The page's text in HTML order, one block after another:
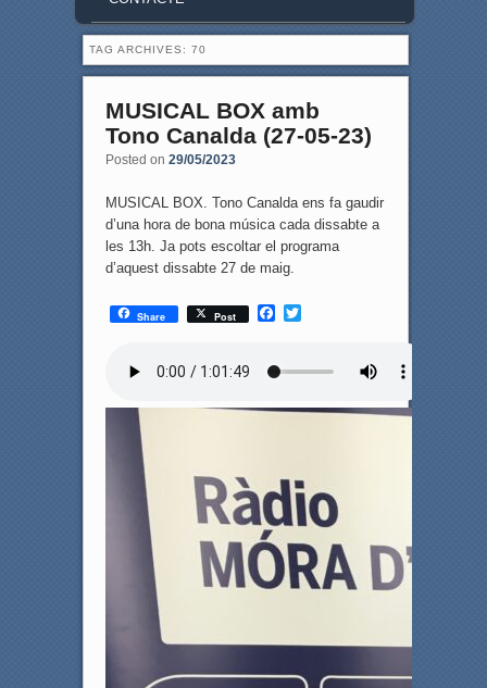
TAG ARCHIVES: 70
MUSICAL BOX amb
Tono Canalda (27-05-23)
Posted on 29/05/2023
MUSICAL BOX. Tono Canalda ens fa gaudir
d’una hora de bona música cada dissabte a
les 13h. Ja pots escoltar el programa
d’aquest dissabte 27 de maig.
Share Post
F
e
b
o
T
r